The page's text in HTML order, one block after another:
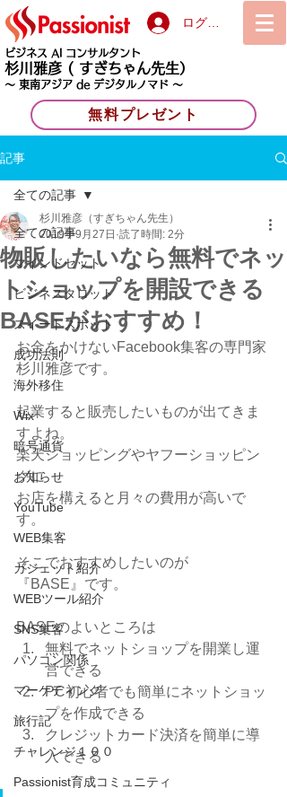
ログイン
ビジネス AI コンサルタント
杉川雅彦 ( すぎちゃん先生）
〜 東南アジア de デジタルノマド 〜
無料プレゼント
記事
全ての記事
マインドセット
ビジネスタロット
スイートスポット
成功法則
海外移住
Wix
暗号通貨
お知らせ
YouTube
WEB集客
ガジェット紹介
WEBツール紹介
SNS集客
パソコン関係
マーケティング
旅行記
チャレンジ１００
Passionist育成コミュニティ
全ての記事
物販したいなら無料でネッ
トショップを開設できる
BASEがおすすめ！
杉川雅彦（すぎちゃん先生）
2019年9月27日 読了時間: 2分
お金をかけないFacebook集客の専門家
杉川雅彦です。
起業すると販売したいものが出てきま
すよね。
楽天ショッピングやヤフーショッピン
グに
お店を構えると月々の費用が高いで
す。
そこでおすすめしたいのが
『BASE』です。
BASEのよいところは
無料でネットショップを開業し運
営できる
PC初心者でも簡単にネットショッ
プを作成できる
クレジットカード決済を簡単に導
入できる